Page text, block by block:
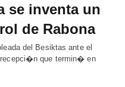
se inventa un
de Rabona
del Besiktas ante el
que termin� en